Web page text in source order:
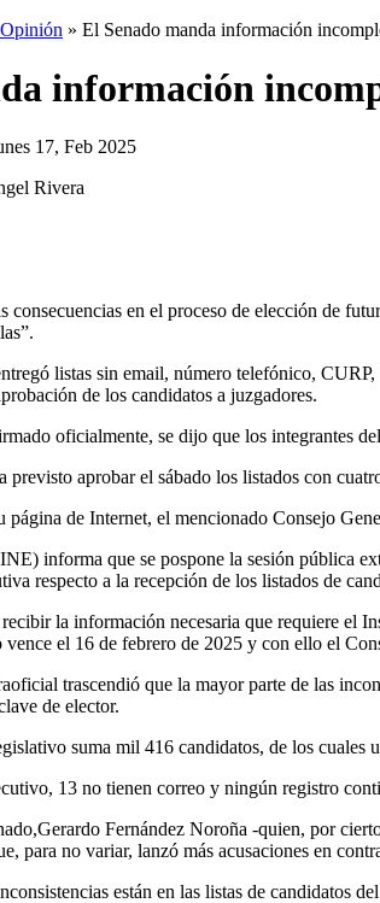
Opinión » El Senado manda información
información
17, Feb 2025
Rivera
consecuencias en el proceso de elección de
listas sin email, número telefónico,
de los candidatos a juzgadores.
oficialmente, se dijo que los integrantes
aprobar el sábado los listados con
de Internet, el mencionado Consejo
informa que se pospone la sesión pública
respecto a la recepción de los listados de
la información necesaria que requiere el
el 16 de febrero de 2025 y con ello el
trascendió que la mayor parte de las
de elector.
suma mil 416 candidatos, de los
13 no tienen correo y ningún registro
Fernández Noroña -quien, por
para no variar, lanzó más acusaciones en
están en las listas de candidatos